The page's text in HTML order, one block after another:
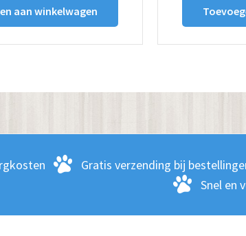
aan winkelwagen
Gratis verzending bij
Snel en